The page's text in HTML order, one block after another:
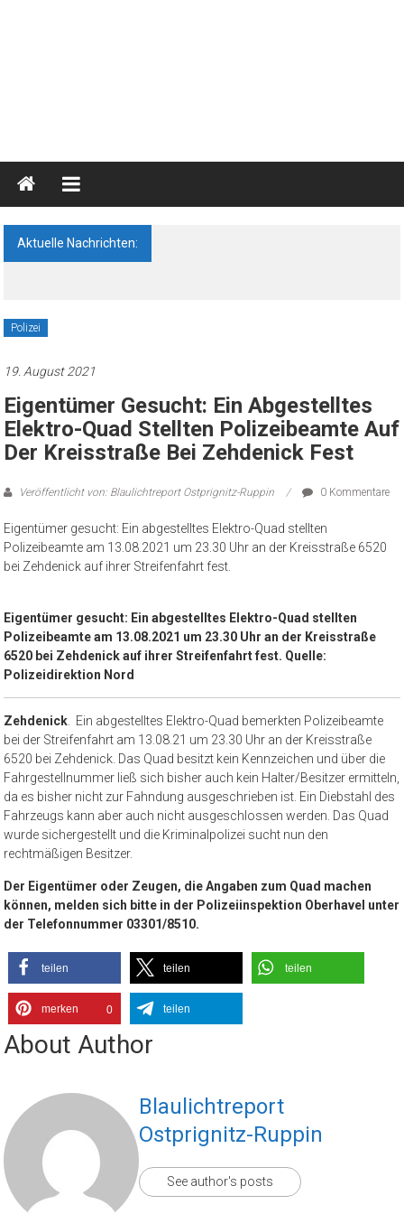
Blaulichtreport
Ostprignitz-
Ruppin
Nachrichten-
Aktuelle Nachrichten:
Polizei
19. August 2021
Eigentümer Gesucht: Ein Abgestelltes
Elektro-Quad Stellten Polizeibeamte Auf
Der Kreisstraße Bei Zehdenick Fest
Veröffentlicht von: Blaulichtreport Ostprignitz-Ruppin 0 Kommentare
Eigentümer gesucht: Ein abgestelltes Elektro-Quad stellten
Polizeibeamte am 13.08.2021 um 23.30 Uhr an der Kreisstraße 6520
bei Zehdenick auf ihrer Streifenfahrt fest.
Eigentümer gesucht: Ein abgestelltes Elektro-Quad stellten
Polizeibeamte am 13.08.2021 um 23.30 Uhr an der Kreisstraße
6520 bei Zehdenick auf ihrer Streifenfahrt fest. Quelle:
Polizeidirektion Nord
Zehdenick . Ein abgestelltes Elektro-Quad bemerkten Polizeibeamte
bei der Streifenfahrt am 13.08.21 um 23.30 Uhr an der Kreisstraße
6520 bei Zehdenick. Das Quad besitzt kein Kennzeichen und über die
Fahrgestellnummer ließ sich bisher auch kein Halter/Besitzer ermitteln,
da es bisher nicht zur Fahndung ausgeschrieben ist. Ein Diebstahl des
Fahrzeugs kann aber auch nicht ausgeschlossen werden. Das Quad
wurde sichergestellt und die Kriminalpolizei sucht nun den
rechtmäßigen Besitzer.
Der Eigentümer oder Zeugen, die Angaben zum Quad machen
können, melden sich bitte in der Polizeiinspektion Oberhavel unter
der Telefonnummer 03301/8510.
teilen teilen teilen
merken 0 teilen
About Author
Blaulichtreport
Ostprignitz-Ruppin
See author's posts